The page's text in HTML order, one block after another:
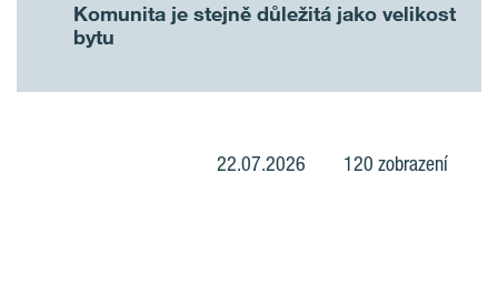
Komunita je stejně důležitá jako velikost
bytu
22.07.2026 120 zobrazení